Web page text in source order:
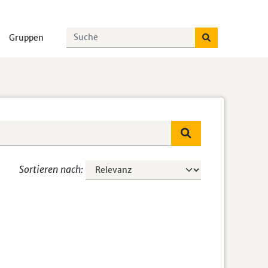
Gruppen
Sortieren nach